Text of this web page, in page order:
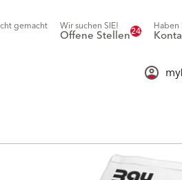
gemacht Wir suchen SIE!
Offene Stellen24 Haben
my